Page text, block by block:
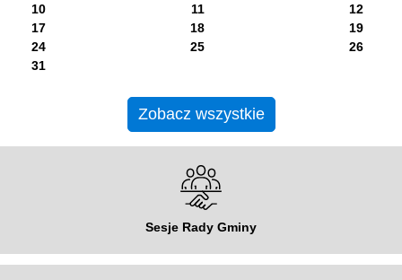
10 11 12
17 18 19
24 25 26
31
Zobacz wszystkie
Sesje Rady Gminy